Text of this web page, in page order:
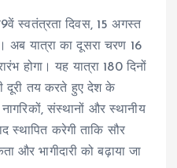
स्वतंत्रता दिवस, 15 अगस्त
अब यात्रा का दूसरा चरण 16
होगा। यह यात्रा 180 दिनों
दूरी तय करते हुए देश के
नागरिकों, संस्थानों और स्थानीय
स्थापित करेगी ताकि सौर
और भागीदारी को बढ़ाया जा